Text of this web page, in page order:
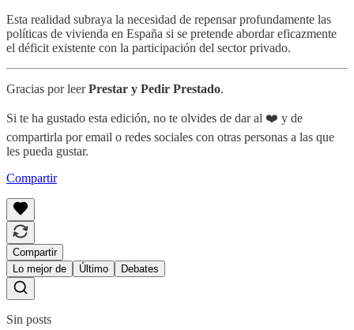
Esta realidad subraya la necesidad de repensar profundamente las
políticas de vivienda en España si se pretende abordar eficazmente
el déficit existente con la participación del sector privado.
Gracias por leerPrestar y Pedir Prestado.
Si te ha gustado esta edición, no te olvides de dar al ❤️ y de
compartirla por email o redes sociales con otras personas a las que
les pueda gustar.
Compartir
Compartir
Lo mejor de
Último Debates
Sin posts